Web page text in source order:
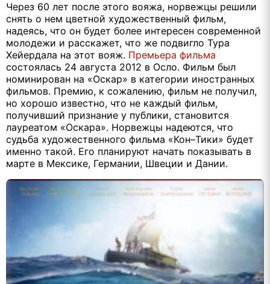
Через 60 лет после этого вояжа, норвежцы решили
снять о нем цветной художественный фильм,
надеясь, что он будет более интересен современной
молодежи и расскажет, что же подвигло Тура
Хейердала на этот вояж. Премьера фильма
состоялась 24 августа 2012 в Осло. Фильм был
номинирован на «Оскар» в категории иностранных
фильмов. Премию, к сожалению, фильм не получил,
но хорошо известно, что не каждый фильм,
получивший признание у публики, становится
лауреатом «Оскара». Норвежцы надеются, что
судьба художественного фильма «Кон–Тики» будет
именно такой. Его планируют начать показывать в
марте в Мексике, Германии, Швеции и Дании.